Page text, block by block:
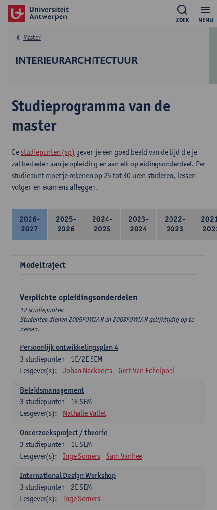
MENU
ZOEK
INTERIEURARCHITECTUUR
Master
Studieprogramma van de
master
De studiepunten (sp) geven je een goed beeld van de tijd die je
zal besteden aan je opleiding en aan elk opleidingsonderdeel. Per
studiepunt moet je rekenen op 25 tot 30 uren studeren, lessen
volgen en examens afleggen.
2026-
2027
2025-
2026
2024-
2025
2023-
2024
2022-
2023
Modeltraject
Verplichte opleidingsonderdelen
12 studiepunten
Studenten dienen 2005FOWIAR en 2008FOWIAR gelijktijdig op te
nemen.
Persoonlijk ontwikkelingsplan 4
1E/2E SEM
3 studiepunten
Lesgever(s):
Johan Nackaerts Gert Van Echelpoel
Beleidsmanagement
1E SEM
3 studiepunten
Lesgever(s):
Nathalie Vallet
Onderzoeksproject / theorie
1E SEM
3 studiepunten
Lesgever(s):
Inge Somers Sam Vanhee
International Design Workshop
2E SEM
3 studiepunten
Lesgever(s):
Inge Somers